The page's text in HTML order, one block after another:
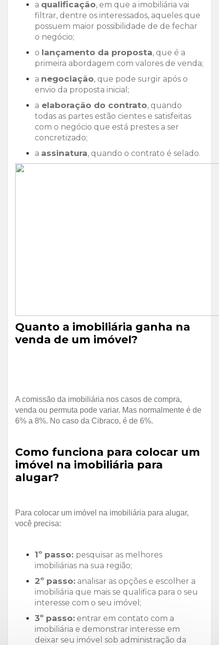
a qualificação, em que a imobiliária vai
filtrar, dentre os interessados, aqueles que
possuem maior possibilidade de de fechar
o negócio;
o lançamento da proposta, que é a
primeira abordagem com valores de venda;
a negociação, que pode surgir após o
envio da proposta inicial;
a elaboração do contrato, quando
todas as partes estão cientes e satisfeitas
com o negócio que está prestes a ser
concretizado;
a assinatura, quando o contrato é selado.
Quanto a imobiliária ganha na
venda de um imóvel?
A comissão da imobiliária nos casos de compra,
venda ou permuta pode variar. Mas normalmente é de
6% a 8%. No caso da Cibraco, é de 6%.
Como funciona para colocar um
imóvel na imobiliária para
alugar?
Para colocar um imóvel na imobiliária para alugar,
você precisa:
1º passo: pesquisar as melhores
imobiliárias na sua região;
2º passo: analisar as opções e escolher a
imobiliária que mais se qualifica para o seu
interesse com o seu imóvel;
3º passo: entrar em contato com a
imobiliária e demonstrar interesse em
deixar seu imóvel sob administração da